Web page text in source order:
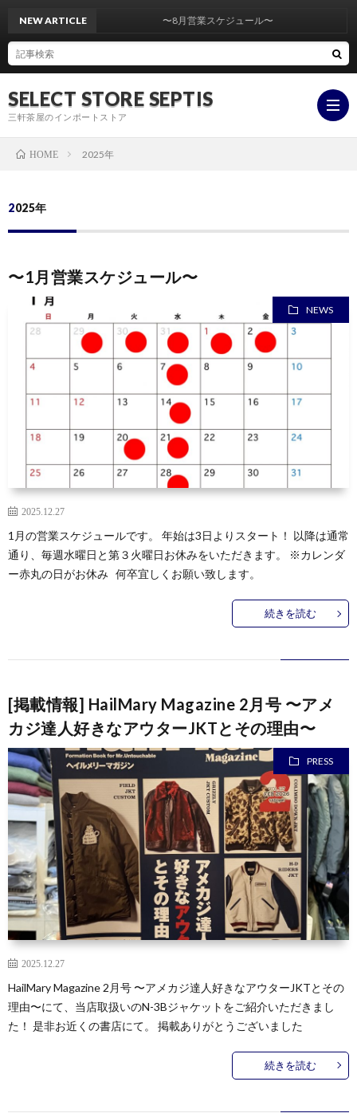
SELECT STORE SEPTIS
三軒茶屋のインポートストア
NEW ARTICLE 〜8月営業スケジュール〜
HOME 2025年
2025年
〜1月営業スケジュール〜
NEWS
2025.12.27
1月の営業スケジュールです。 年始は3日よりスタート！ 以降は通常
通り、毎週水曜日と第３火曜日お休みをいただきます。 ※カレンダ
ー赤丸の日がお休み 何卒宜しくお願い致します。
続きを読む
[掲載情報] HailMary Magazine 2月号 〜アメ
カジ達人好きなアウターJKTとその理由〜
PRESS
2025.12.27
HailMary Magazine 2月号 〜アメカジ達人好きなアウターJKTとその
理由〜にて、当店取扱いのN-3Bジャケットをご紹介いただきまし
た！ 是非お近くの書店にて。 掲載ありがとうございました
続きを読む